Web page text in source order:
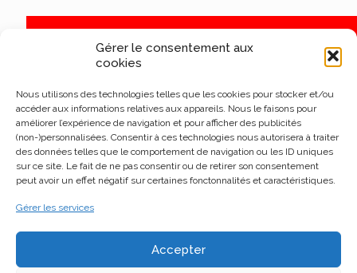
Gérer le consentement aux
cookies
Nous utilisons des technologies telles que les cookies pour stocker et/ou
accéder aux informations relatives aux appareils. Nous le faisons pour
améliorer l’expérience de navigation et pour afficher des publicités
(non-)personnalisées. Consentir à ces technologies nous autorisera à traiter
des données telles que le comportement de navigation ou les ID uniques
sur ce site. Le fait de ne pas consentir ou de retirer son consentement
peut avoir un effet négatif sur certaines fonctonnalités et caractéristiques.
Gérer les services
Accepter